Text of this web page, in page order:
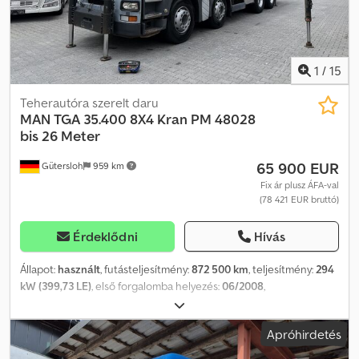
1 / 15
Gütersloh 959 km
Teherautóra szerelt daru
MAN TGA 35.400 8X4 Kran PM 48028
bis 26 Meter
65 900 EUR
Fix ár plusz ÁFA-val
(78 421 EUR bruttó)
Érdeklődni Hívás
Állapot: használt, futásteljesítmény:872 500 km, teljesítmény:294
kW (399,73 LE), első forgalomba helyezés:06/2008,
, saját tömeg:
teherbírás:10 300 kg, össztömeg:32 000 kg, tengelyelrendezés:
, tengelytáv:5 000 mm, fékek:retarder, szín: szürke,
vezetőfülke:alvófülke, hajtástípus:mechanikai
, kibocsátási
Apróhirdetés